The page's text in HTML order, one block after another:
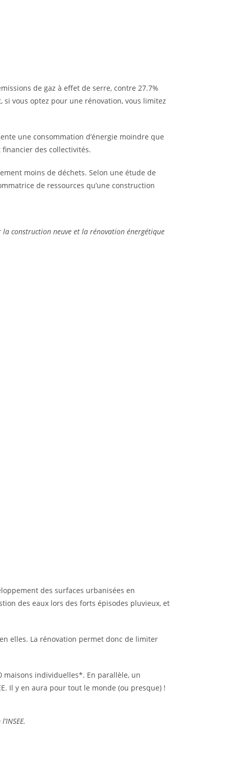
de gaz à effet de serre, contre 27.7%
vous optez pour une rénovation, vous limitez
une consommation d’énergie moindre que
des collectivités.
moins de déchets. Selon une étude de
de ressources qu’une construction
construction neuve et la rénovation énergétique
des surfaces urbanisées en
des eaux lors des forts épisodes pluvieux, et
elles. La rénovation permet donc de limiter
maisons individuelles*. En parallèle, un
Il y en aura pour tout le monde (ou presque) !